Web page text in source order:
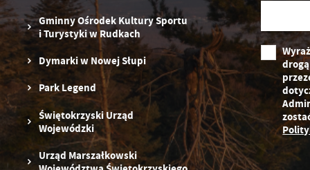
Gminny Ośrodek Kultury Sportu
i Turystyki w Rudkach
Dymarki w Nowej Słupi
Park Legend
Świętokrzyski Urząd
Wojewódzki
Urząd Marszałkowski